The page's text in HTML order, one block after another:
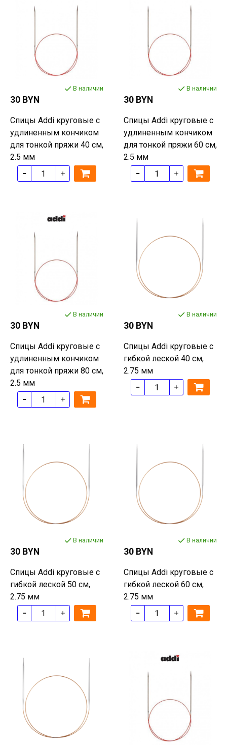
В наличии
30 BYN
Спицы Addi круговые с
удлиненным кончиком
для тонкой пряжи 40 см,
2.5 мм
В наличии
30 BYN
Спицы Addi круговые с
удлиненным кончиком
для тонкой пряжи 60 см,
2.5 мм
В наличии
30 BYN
Спицы Addi круговые с
удлиненным кончиком
для тонкой пряжи 80 см,
2.5 мм
В наличии
30 BYN
Спицы Addi круговые с
гибкой леской 40 см,
2.75 мм
В наличии
30 BYN
Спицы Addi круговые с
гибкой леской 50 см,
2.75 мм
В наличии
30 BYN
Спицы Addi круговые с
гибкой леской 60 см,
2.75 мм